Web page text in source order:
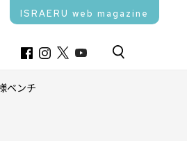
ISRAERU web magazine
ベンチ